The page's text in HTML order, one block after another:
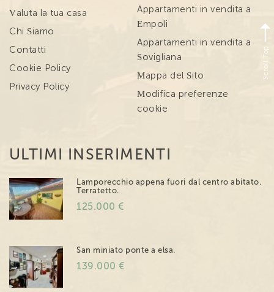
Valuta la tua casa
Chi Siamo
Contatti
Cookie Policy
Privacy Policy
Appartamenti in vendita a
Empoli
Appartamenti in vendita a
Sovigliana
Mappa del Sito
Modifica preferenze
cookie
ULTIMI INSERIMENTI
Lamporecchio appena fuori dal centro abitato.
Terratetto.
125.000 €
San miniato ponte a elsa.
139.000 €
Scroll Top